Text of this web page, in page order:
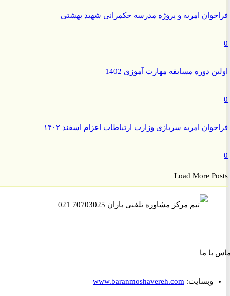
امریه و پروژه مدرسه حکمرانی شهید بهشتی
دوره مسابقه مهارت آموزی 1402
امریه سربازی وزارت ارتباطات اعزام اسفند ۱۴۰۲
Load More
ما
وبسایت:www.baranmoshavereh.com